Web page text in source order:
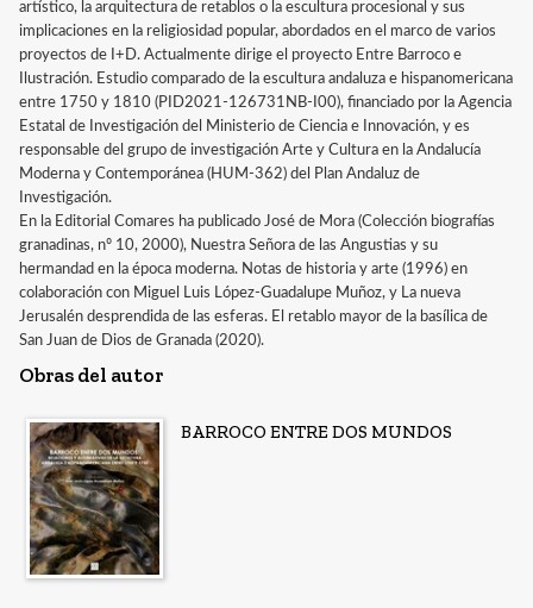
artístico, la arquitectura de retablos o la escultura procesional y sus
implicaciones en la religiosidad popular, abordados en el marco de varios
proyectos de I+D. Actualmente dirige el proyecto Entre Barroco e
Ilustración. Estudio comparado de la escultura andaluza e hispanomericana
entre 1750 y 1810 (PID2021-126731NB-I00), financiado por la Agencia
Estatal de Investigación del Ministerio de Ciencia e Innovación, y es
responsable del grupo de investigación Arte y Cultura en la Andalucía
Moderna y Contemporánea (HUM-362) del Plan Andaluz de
Investigación.
En la Editorial Comares ha publicado José de Mora (Colección biografías
granadinas, nº 10, 2000), Nuestra Señora de las Angustias y su
hermandad en la época moderna. Notas de historia y arte (1996) en
colaboración con Miguel Luis López-Guadalupe Muñoz, y La nueva
Jerusalén desprendida de las esferas. El retablo mayor de la basílica de
San Juan de Dios de Granada (2020).
Obras del autor
BARROCO ENTRE DOS MUNDOS